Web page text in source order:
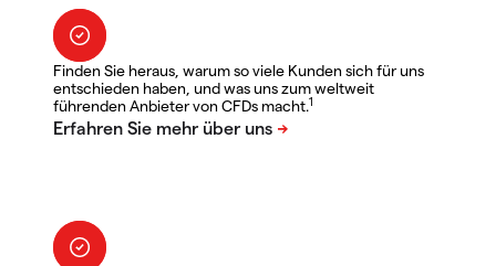
Finden Sie heraus, warum so viele Kunden sich für uns
entschieden haben, und was uns zum weltweit
führenden Anbieter von CFDs macht.1